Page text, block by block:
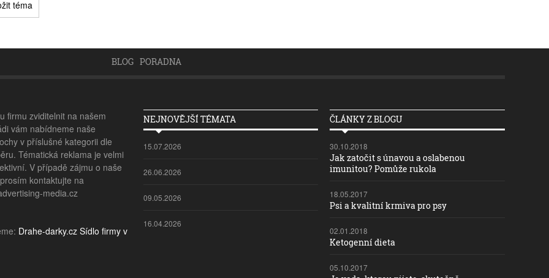
BLOG PORADNA
firmu zviditelnit na našem
vám nabídneme naše
v příslušné kategorii dle
Tématická reklama je velmi
V případě zájmu o naše
kontaktujte na
media.cz
Drahe-darky.cz Sídlo firmy v
NEJNOVĚJŠÍ TÉMATA
15.07.2026
26.06.2026
09.05.2026
16.04.2026
ČLÁNKY Z BLOGU
30.10.2018
Jak zatočit s únavou a oslabenou
imunitou? Pomůže rukola
18.05.2017
Psi a kvalitní krmiva pro psy
02.01.2018
Ketogenní dieta
05.10.2017